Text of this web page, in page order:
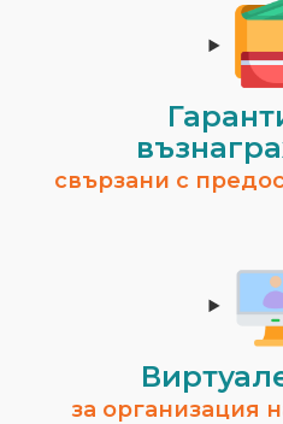
свързани с
за организация